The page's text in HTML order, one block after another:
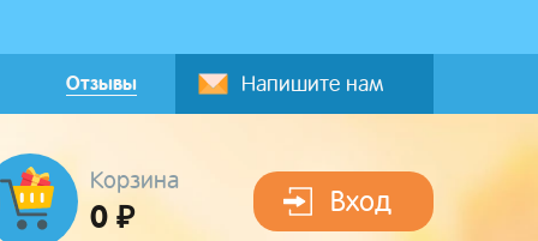
Отзывы Напишите нам
Корзина
0 ₽ Вход